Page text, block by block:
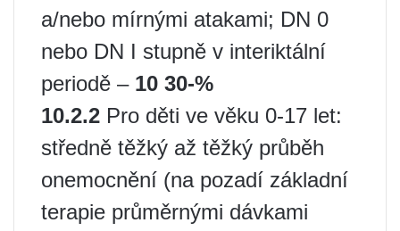
a/nebo mírnými atakami; DN 0
nebo DN I stupně v interiktální
periodě – 10 30-%
10.2.2 Pro děti ve věku 0-17 let:
středně těžký až těžký průběh
onemocnění (na pozadí základní
terapie průměrnými dávkami